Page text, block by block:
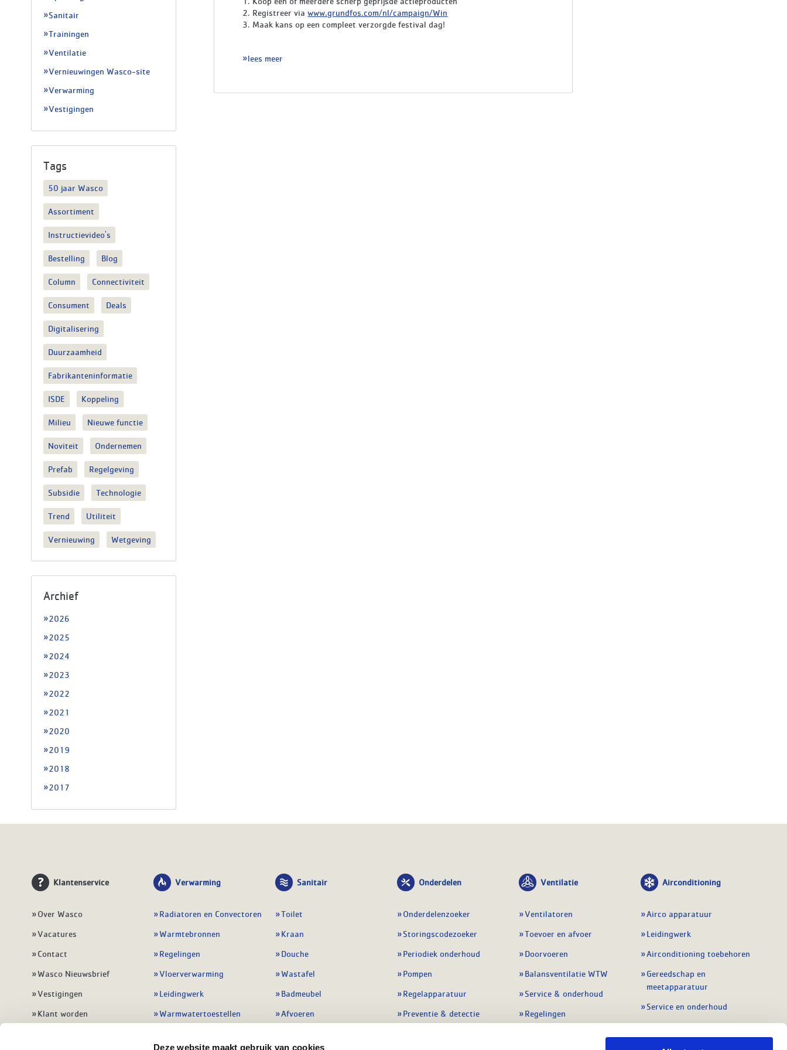
Deze website maakt gebruik van cookies
Sanitair
Trainingen
Ventilatie
Vernieuwingen Wasco-site
Verwarming
Vestigingen
Tags
50 jaar Wasco
Assortiment
Instructievideo's
Bestelling Blog
Column Connectiviteit
Consument Deals
Digitalisering
Duurzaamheid
Fabrikanteninformatie
ISDE Koppeling
Milieu Nieuwe functie
Noviteit Ondernemen
Prefab Regelgeving
Subsidie Technologie
Trend Utiliteit
Vernieuwing Wetgeving
Archief
2026
2025
2024
2023
2022
2021
2020
2019
2018
2017
2. Registreer viawww.grundfos.com/nl/campaign/Win
3. Maak kans op een compleet verzorgde festival dag!
Bestel onderstaand de deelnemende actie producten en vergeet niet te
lees meer
Klantenservice
Over Wasco
Vacatures
Contact
Wasco Nieuwsbrief
Vestigingen
Klant worden
Verwarming
Radiatoren en Convectoren
Warmtebronnen
Regelingen
Vloerverwarming
Leidingwerk
Warmwatertoestellen
Sanitair
Toilet
Kraan
Douche
Wastafel
Badmeubel
Afvoeren
Onderdelen
Onderdelenzoeker
Storingscodezoeker
Periodiek onderhoud
Pompen
Regelapparatuur
Preventie & detectie
Ventilatie
Ventilatoren
Toevoer en afvoer
Doorvoeren
Balansventilatie WTW
Service & onderhoud
Regelingen
Airconditioning
Airco apparatuur
Leidingwerk
Airconditioning toebehoren
Gereedschap en
meetapparatuur
Service en onderhoud
Regelapparatuur